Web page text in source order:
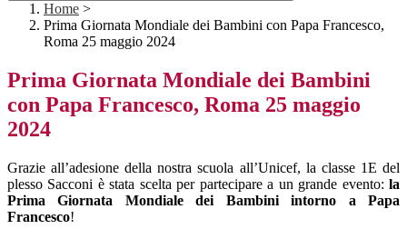
Home >
Prima Giornata Mondiale dei Bambini con Papa Francesco,
Roma 25 maggio 2024
Prima Giornata Mondiale dei Bambini
con Papa Francesco, Roma 25 maggio
2024
Grazie all’adesione della nostra scuola all’Unicef, la classe 1E del
plesso Sacconi è stata scelta per partecipare a un grande evento: la
Prima Giornata Mondiale dei Bambini intorno a Papa
Francesco!